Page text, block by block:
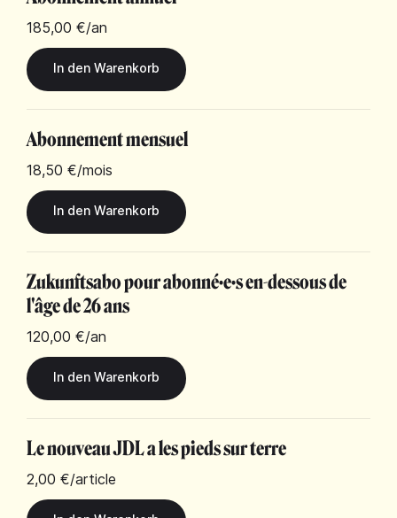
185,00 €/an
Abonnement mensuel
18,50 €/mois
Zukunftsabo pour abonné·e·s en-dessous de
l'âge de 26 ans
120,00 €/an
Le nouveau JDL a les pieds sur terre
2,00 €/article